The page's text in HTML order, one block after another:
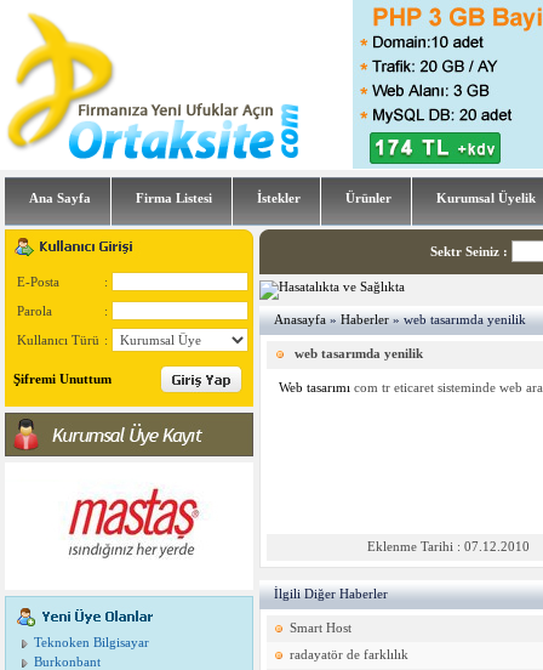
Ana Sayfa Firma Listesi İstekler Ürünler Kurumsal Üyelik
E-Posta :
Parola :
Kullanıcı Türü :
Şifremi Unuttum
Teknoken Bilgisayar
Burkonbant
Sektr Seiniz :
Anasayfa»Haberler» web tasarımda yenilik
web tasarımda yenilik
Web tasarımı com tr eticaret sisteminde web
Eklenme Tarihi : 07.12.2010
İlgili Diğer Haberler
Smart Host
radayatör de farklılık